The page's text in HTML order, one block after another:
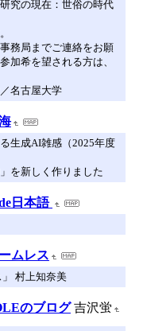
究の現在：世俗の時代
務局までご連絡をお願
加希を望される方は、
名古屋大学
生成AI雑感（2025年度
を新しく作りました
日本語
ムレス
村上知奈美
のブログ 吉沢蛍